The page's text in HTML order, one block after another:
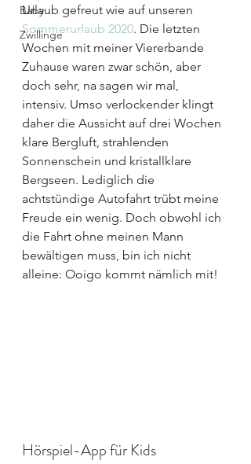
Baby
Zwillinge
Urlaub gefreut wie auf unseren
Sommerurlaub 2020. Die letzten
Wochen mit meiner Viererbande
Zuhause waren zwar schön, aber
doch sehr, na sagen wir mal,
intensiv. Umso verlockender klingt
daher die Aussicht auf drei Wochen
klare Bergluft, strahlenden
Sonnenschein und kristallklare
Bergseen. Lediglich die
achtstündige Autofahrt trübt meine
Freude ein wenig. Doch obwohl ich
die Fahrt ohne meinen Mann
bewältigen muss, bin ich nicht
alleine: Ooigo kommt nämlich mit!
Hörspiel-App für Kids